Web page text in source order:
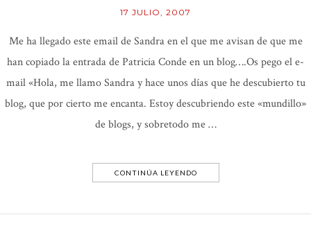
17 JULIO, 2007
Me ha llegado este email de Sandra en el que me avisan de que me
han copiado la entrada de Patricia Conde en un blog….Os pego el e-
mail «Hola, me llamo Sandra y hace unos días que he descubierto tu
blog, que por cierto me encanta. Estoy descubriendo este «mundillo»
de blogs, y sobretodo me …
CONTINÚA LEYENDO